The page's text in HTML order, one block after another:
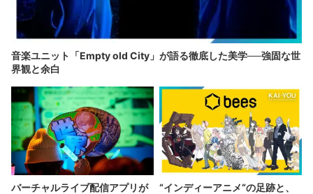
音楽ユニット「Empty old City」が語る徹底した美学──強固な世
界観と余白
バーチャルライブ配信アプリが
“インディーアニメ“の足跡と、